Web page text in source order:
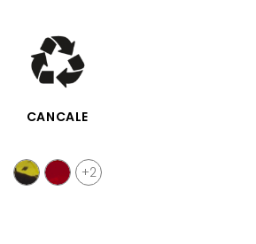
SCHNELLANSICHT
CANCALE
+2